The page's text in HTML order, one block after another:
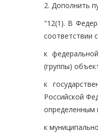
2. Дополнить
"12(1). В
соответствии
к
(группы)
к
Российской
определенным
к